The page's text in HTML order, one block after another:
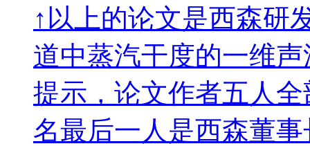
↑以上的论文是西森研
道中蒸汽干度的一维
提示，论文作者五人
名最后一人是西森董